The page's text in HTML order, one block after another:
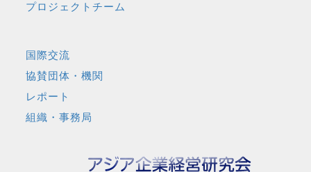
プロジェクトチーム
国際交流
協賛団体・機関
レポート
組織・事務局